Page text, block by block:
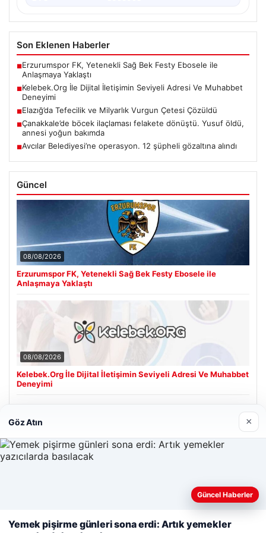
Son Eklenen Haberler
■Erzurumspor FK, Yetenekli Sağ Bek Festy Ebosele ile
Anlaşmaya Yaklaştı
■Kelebek.Org İle Dijital İletişimin Seviyeli Adresi Ve Muhabbet
Deneyimi
■Elazığ’da Tefecilik ve Milyarlık Vurgun Çetesi Çözüldü
■Çanakkale’de böcek ilaçlaması felakete dönüştü. Yusuf öldü,
annesi yoğun bakımda
■Avcılar Belediyesi’ne operasyon. 12 şüpheli gözaltına alındı
Güncel
08/08/2026
Erzurumspor FK, Yetenekli Sağ Bek Festy Ebosele ile
Anlaşmaya Yaklaştı
08/08/2026
Kelebek.Org İle Dijital İletişimin Seviyeli Adresi Ve Muhabbet
Deneyimi
Hastaş Beton
Web sitemizi nasıl kullandığınızı daha iyi anlayabilmek,
kullanıyoruz.Çerez Politikamız
Göz Atın ×
Güncel Haberler
Yemek pişirme günleri sona erdi: Artık yemekler